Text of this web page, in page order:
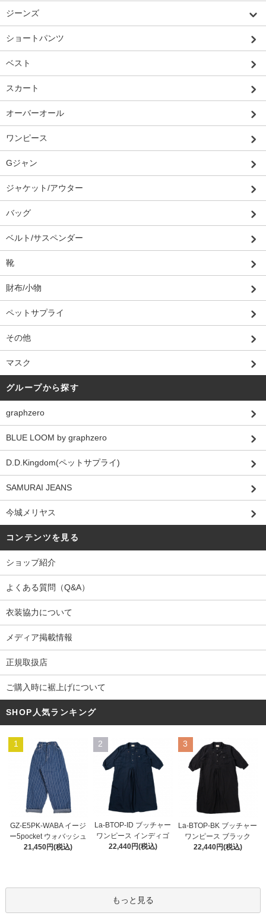
ジーンズ
ショートパンツ
ベスト
スカート
オーバーオール
ワンピース
Gジャン
ジャケット/アウター
バッグ
ベルト/サスペンダー
靴
財布/小物
ペットサプライ
その他
マスク
グループから探す
graphzero
BLUE LOOM by graphzero
D.D.Kingdom(ペットサプライ)
SAMURAI JEANS
今城メリヤス
コンテンツを見る
ショップ紹介
よくある質問（Q&A）
衣装協力について
メディア掲載情報
正規取扱店
ご購入時に裾上げについて
SHOP人気ランキング
1
GZ-E5PK-WABA イージ
ー5pocket ウォバッシュ
21,450円(税込)
2
La-BTOP-ID ブッチャー
ワンピース インディゴ
22,440円(税込)
3
La-BTOP-BK ブッチャー
ワンピース ブラック
22,440円(税込)
もっと見る